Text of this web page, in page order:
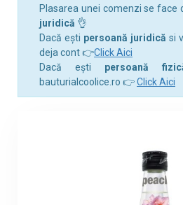
Plasarea unei comenzi se face
juridică 👌
Dacă ești persoană juridică si
deja cont 👉Click Aici
Dacă ești persoană
bauturialcoolice.ro 👉Click Aici